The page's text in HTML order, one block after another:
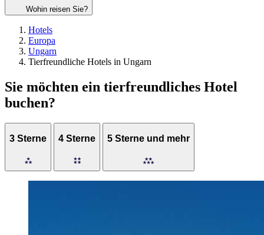
Wohin reisen Sie?
Hotels
Europa
Ungarn
Tierfreundliche Hotels in Ungarn
Sie möchten ein tierfreundliches Hotel
buchen?
3 Sterne 4 Sterne 5 Sterne und mehr